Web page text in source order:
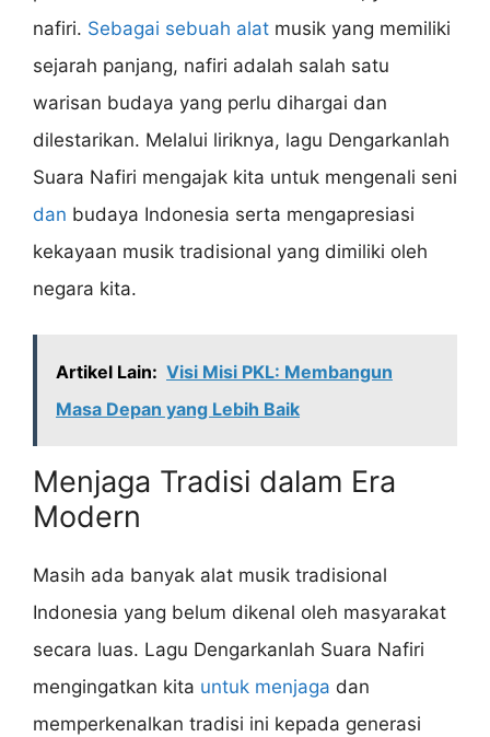
nafiri. Sebagai sebuah alat musik yang memiliki
sejarah panjang, nafiri adalah salah satu
warisan budaya yang perlu dihargai dan
dilestarikan. Melalui liriknya, lagu Dengarkanlah
Suara Nafiri mengajak kita untuk mengenali seni
dan budaya Indonesia serta mengapresiasi
kekayaan musik tradisional yang dimiliki oleh
negara kita.
Artikel Lain: Visi Misi PKL: Membangun
Masa Depan yang Lebih Baik
Menjaga Tradisi dalam Era
Modern
Masih ada banyak alat musik tradisional
Indonesia yang belum dikenal oleh masyarakat
secara luas. Lagu Dengarkanlah Suara Nafiri
mengingatkan kita untuk menjaga dan
memperkenalkan tradisi ini kepada generasi